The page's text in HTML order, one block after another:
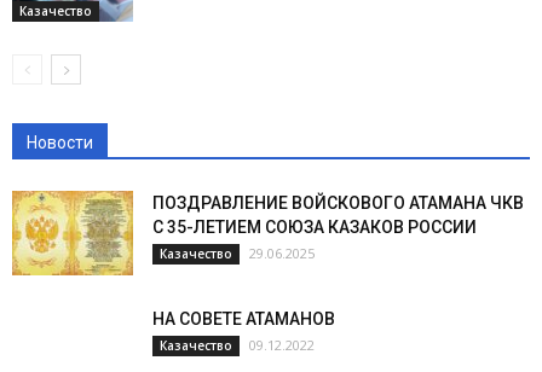
Казачество
Новости
ПОЗДРАВЛЕНИЕ ВОЙСКОВОГО АТАМАНА ЧКВ
С 35-ЛЕТИЕМ СОЮЗА КАЗАКОВ РОССИИ
Казачество 29.06.2025
НА СОВЕТЕ АТАМАНОВ
Казачество 09.12.2022